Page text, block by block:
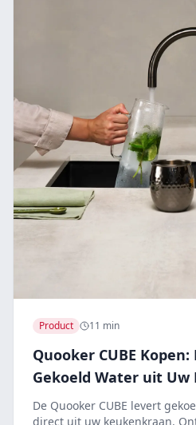
Product 11 min
Quooker CUBE
Gekoeld Water uit Uw
De Quooker CUBE levert
direct uit uw keukenkraan.